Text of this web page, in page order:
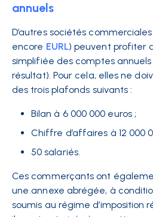
annuels
D’autres sociétés commerciales
encore EURL) peuvent profiter
simplifiée des comptes
résultat). Pour cela, elles ne
des trois plafonds suivants :
Bilan à 6 000 000 euros ;
Chiffre d’affaires à 12 000
50 salariés.
Ces commerçants ont
une annexe abrégée, à
soumis au régime d’imposition